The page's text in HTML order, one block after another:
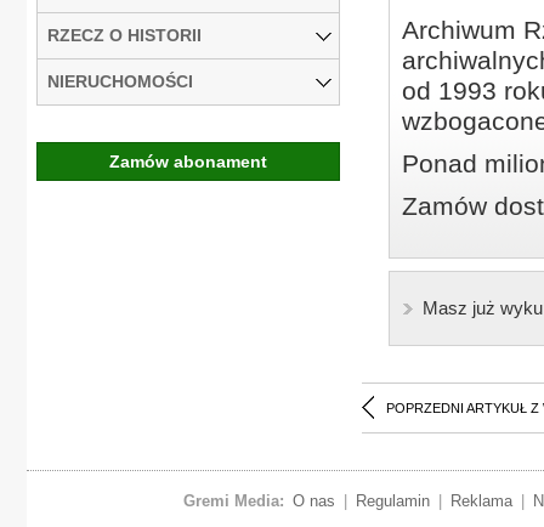
Archiwum
od 1993
Ponad
Zamów
Masz już
POPRZEDNI ARTYKUŁ Z
RZECZ O HISTORII
NIERUCHOMOŚCI
Zamów abonament
Gremi Media: O nas Regulamin Reklama